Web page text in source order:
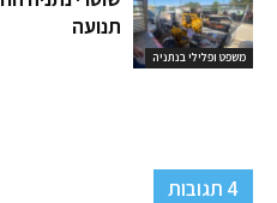
משפט ופלילי בנתניה
תנועה
4 תגובות